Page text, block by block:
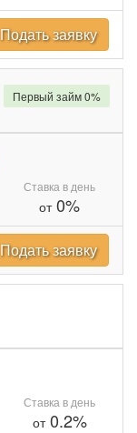
Подать заявку
Ставка в день
от0%
Первый займ 0%
Подать заявку
Ставка в день
от0.2%